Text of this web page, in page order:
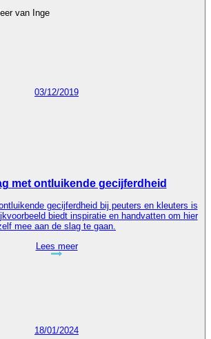
van Inge
03/12/2019
met ontluikende gecijferdheid
gecijferdheid bij peuters en kleuters is
biedt inspiratie en handvatten om hier
mee aan de slag te gaan.
Lees meer
18/01/2024